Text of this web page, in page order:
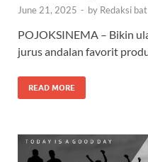
June 21, 2025 - by Redaksi bat
POJOKSINEMA – Bikin
jurus andalan favorit
READ MORE